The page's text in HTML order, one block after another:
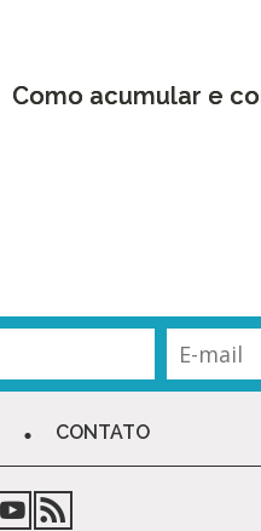
Como acumular e
CONTATO